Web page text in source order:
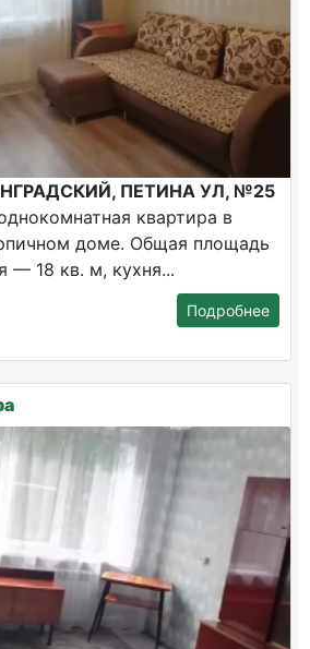
ПЕТИНА УЛ, №25
квартира в
доме. Общая площадь
18 кв. м, кухня...
Подробнее